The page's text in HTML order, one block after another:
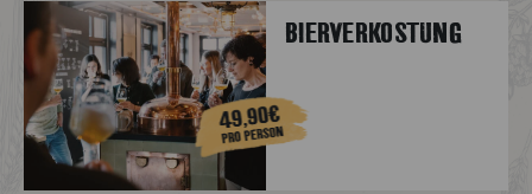
BIERVERKOSTUNG